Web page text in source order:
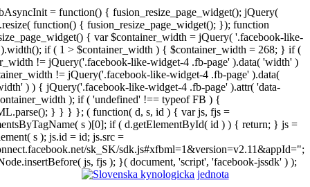
= function() { fusion_resize_page_widget(); jQuery(
function() { fusion_resize_page_widget(); }); function
{ var $container_width = jQuery( '.facebook-like-
if ( 1 > $container_width ) { $container_width = 268; } if (
!= jQuery('.facebook-like-widget-4 .fb-page' ).data( 'width' )
!= jQuery('.facebook-like-widget-4 .fb-page' ).data(
) ) { jQuery('.facebook-like-widget-4 .fb-page' ).attr( 'data-
); if ( 'undefined' !== typeof FB ) {
} } } }; ( function( d, s, id ) { var js, fjs =
s )[0]; if ( d.getElementById( id ) ) { return; } js =
s ); js.id = id; js.src =
sk_SK/sdk.js#xfbml=1&version=v2.11&appId=";
js, fjs ); }( document, 'script', 'facebook-jssdk' ) );